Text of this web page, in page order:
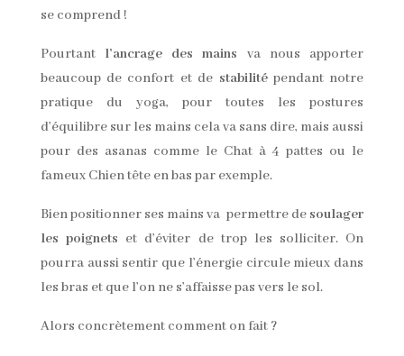
se comprend !
Pourtant l’ancrage des mains va nous apporter
beaucoup de confort et de stabilitépendant notre
pratique du yoga, pour toutes les postures
d’équilibre sur les mains cela va sans dire, mais aussi
pour des asanas comme le Chat à 4 pattes ou le
fameux Chien tête en bas par exemple.
Bien positionner ses mains va permettre de soulager
les poignets et d’éviter de trop les solliciter. On
pourra aussi sentir que l’énergie circule mieux dans
les bras et que l’on ne s’affaisse pas vers le sol.
Alors concrètement comment on fait ?